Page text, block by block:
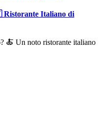
Italiano di
🍝 Un noto ristorante italiano